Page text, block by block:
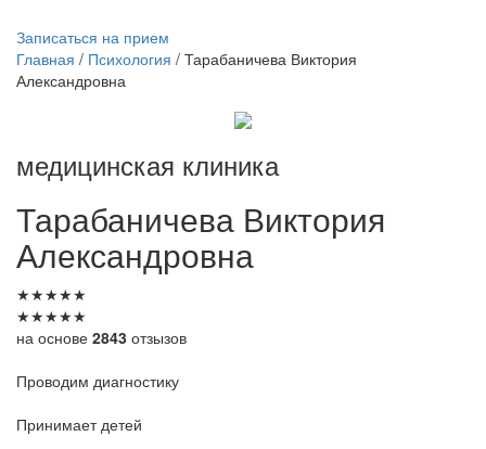
Записаться на прием
Главная / Психология / Тарабаничева Виктория
Александровна
медицинская клиника
Тарабаничева Виктория
Александровна
★★★★★
★★★★★
на основе 2843 отзызов
Проводим диагностику
Принимает детей